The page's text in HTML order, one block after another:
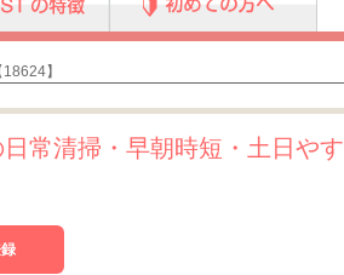
】
常清掃・早朝時短・土日やす